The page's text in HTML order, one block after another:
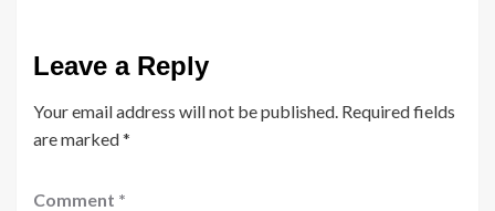
Leave a Reply
Your email address will not be published. Required fields
are marked*
Comment *